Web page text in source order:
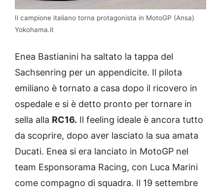
Il campione italiano torna protagonista in MotoGP (Ansa)
Yokohama.it
Enea Bastianini ha saltato la tappa del
Sachsenring per un appendicite. Il pilota
emiliano è tornato a casa dopo il ricovero in
ospedale e si è detto pronto per tornare in
sella alla RC16. Il feeling ideale è ancora tutto
da scoprire, dopo aver lasciato la sua amata
Ducati. Enea si era lanciato in MotoGP nel
team Esponsorama Racing, con Luca Marini
come compagno di squadra. Il 19 settembre